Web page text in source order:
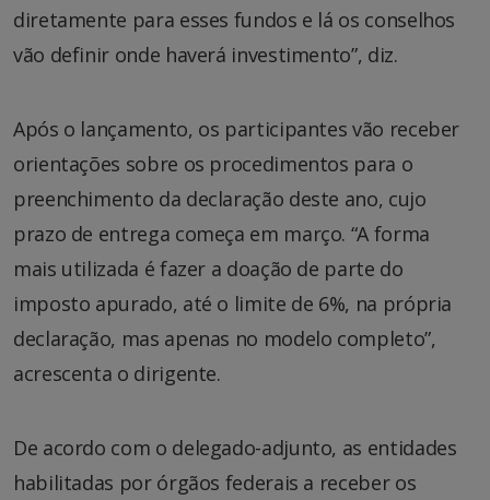
diretamente para esses fundos e lá os conselhos
vão definir onde haverá investimento”, diz.
Após o lançamento, os participantes vão receber
orientações sobre os procedimentos para o
preenchimento da declaração deste ano, cujo
prazo de entrega começa em março. “A forma
mais utilizada é fazer a doação de parte do
imposto apurado, até o limite de 6%, na própria
declaração, mas apenas no modelo completo”,
acrescenta o dirigente.
De acordo com o delegado-adjunto, as entidades
habilitadas por órgãos federais a receber os